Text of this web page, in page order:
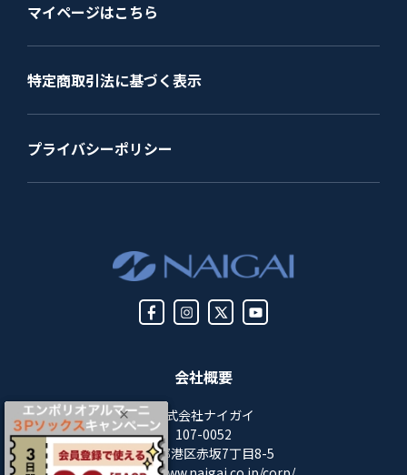
会社概要
株式会社ナイガイ
107-0052
東京都港区赤坂7丁目8-5
マイページはこちら
特定商取引法に基づく表示
プライバシーポリシー